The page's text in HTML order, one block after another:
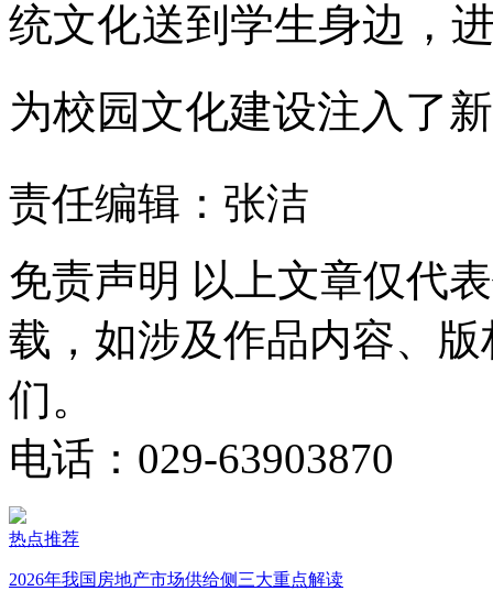
统文化送到学生身边，
为校园文化建设注入了
责任编辑：张洁
免责声明 以上文章仅代
载，如涉及作品内容、
们。
电话：029-63903870
热点推荐
2026年我国房地产市场供给侧三大重点解读